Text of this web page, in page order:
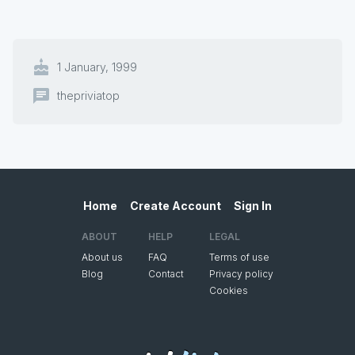
cake 1 January, 1999
chat thepriviatop
Home Create Account Sign In
ABOUT
About us
Blog
HELP
FAQ
Contact
LEGAL
Terms of use
Privacy policy
Cookies